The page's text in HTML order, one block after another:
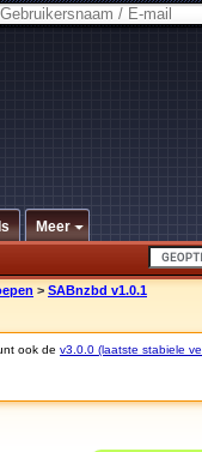
Meer
> SABnzbd v1.0.1
ook de v3.0.0 (laatste stabiele